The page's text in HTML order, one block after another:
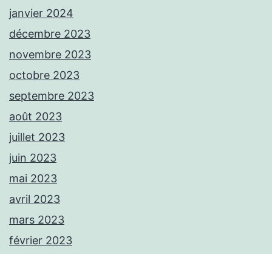
janvier 2024
décembre 2023
novembre 2023
octobre 2023
septembre 2023
août 2023
juillet 2023
juin 2023
mai 2023
avril 2023
mars 2023
février 2023